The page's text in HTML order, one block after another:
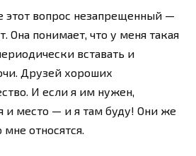
этот вопрос незапрещенный —
Она понимает, что у меня такая
вставать и
Друзей хороших
И если я им нужен,
и место — и я там буду! Они же
относятся.